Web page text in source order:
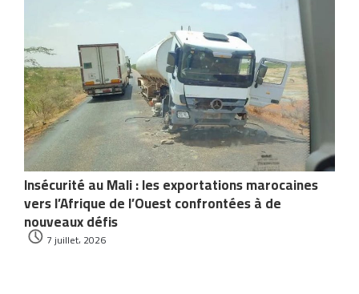
Insécurité au Mali : les exportations marocaines
vers l’Afrique de l’Ouest confrontées à de
nouveaux défis
7 juillet، 2026